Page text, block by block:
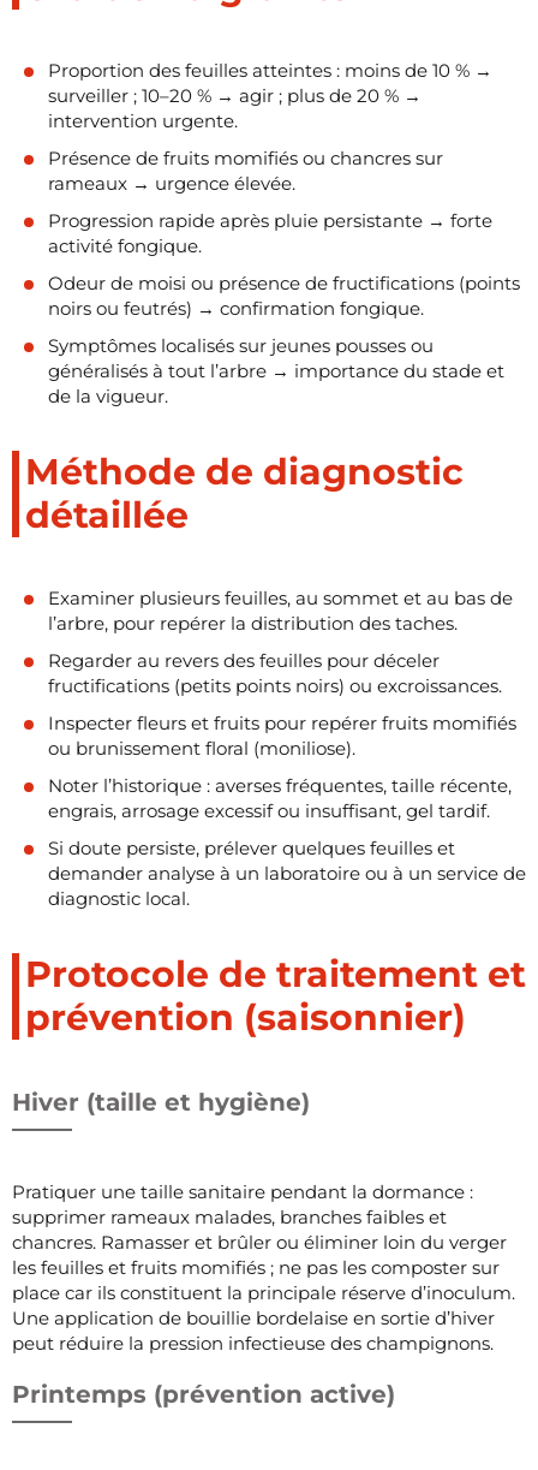
Proportion des feuilles atteintes : moins de 10 % →
surveiller ; 10–20 % → agir ; plus de 20 % →
intervention urgente.
Présence de fruits momifiés ou chancres sur
rameaux → urgence élevée.
Progression rapide après pluie persistante → forte
activité fongique.
Odeur de moisi ou présence de fructifications (points
noirs ou feutrés) → confirmation fongique.
Symptômes localisés sur jeunes pousses ou
généralisés à tout l’arbre → importance du stade et
de la vigueur.
Méthode de diagnostic
détaillée
Examiner plusieurs feuilles, au sommet et au bas de
l’arbre, pour repérer la distribution des taches.
Regarder au revers des feuilles pour déceler
fructifications (petits points noirs) ou excroissances.
Inspecter fleurs et fruits pour repérer fruits momifiés
ou brunissement floral (moniliose).
Noter l’historique : averses fréquentes, taille récente,
engrais, arrosage excessif ou insuffisant, gel tardif.
Si doute persiste, prélever quelques feuilles et
demander analyse à un laboratoire ou à un service de
diagnostic local.
Protocole de traitement et
prévention (saisonnier)
Hiver (taille et hygiène)
Pratiquer une taille sanitaire pendant la dormance :
supprimer rameaux malades, branches faibles et
chancres. Ramasser et brûler ou éliminer loin du verger
les feuilles et fruits momifiés ; ne pas les composter sur
place car ils constituent la principale réserve d’inoculum.
Une application de bouillie bordelaise en sortie d’hiver
peut réduire la pression infectieuse des champignons.
Printemps (prévention active)